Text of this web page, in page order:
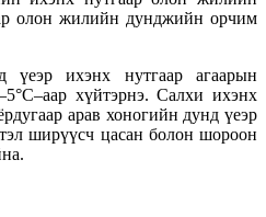
олон жилийн дунджийн орчим
ихэнх нутгаар агаарын
хүйтэрнэ. Салхи ихэнх
арав хоногийн дунд үеэр
ширүүсч цасан болон шороон